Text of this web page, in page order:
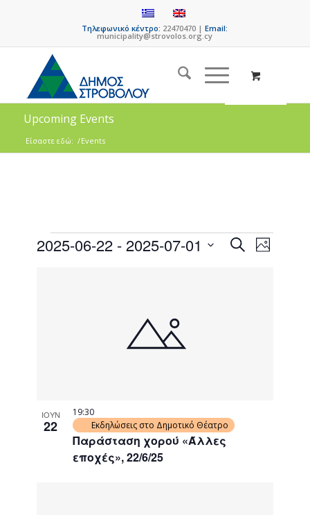
Τηλεφωνικό κέντρο: 22470470 |Email:
municipality@strovolos.org.cy
Upcoming Events
Είσαστε εδώ: /Events
Events
SearchEvent
Views
Photo
2025-06-22 - 2025-07-01
ΙΟΥΝ
22
Παράσταση χορού «Άλλες
εποχές», 22/6/25
19:30
Εκδηλώσεις στο Δημοτικό Θέατρο